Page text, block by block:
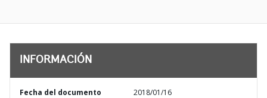
INFORMACIÓN
Fecha del documento 2018/01/16